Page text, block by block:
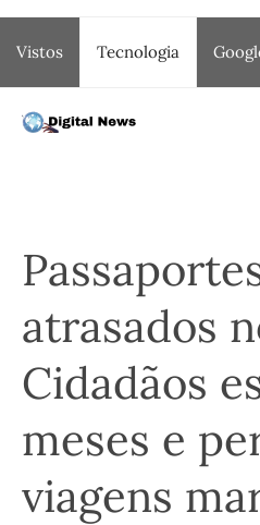
para
o
conteúdo
Vistos Tecnologia
atrasados
Cidadãos
meses e
viagens